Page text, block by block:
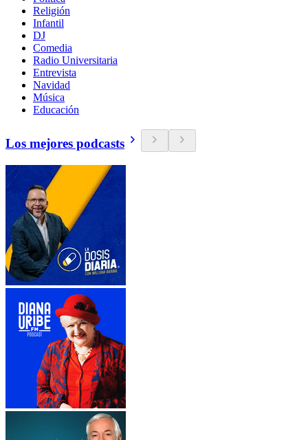
Religión
Infantil
DJ
Comedia
Radio Universitaria
Entrevista
Navidad
Música
Educación
Los mejores podcasts